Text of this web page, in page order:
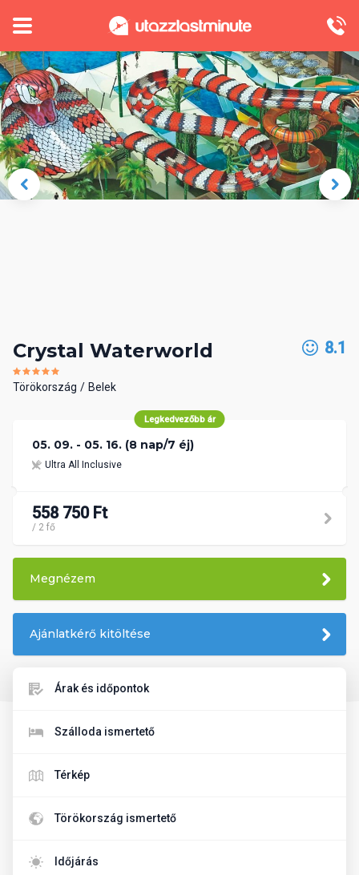
Crystal Waterworld
Törökország Belek
8.1
Legkedvezőbb ár
05. 09. - 05. 16. (8 nap/7 éj)
Ultra All Inclusive
558 750 Ft
/ 2 fő
Megnézem
Ajánlatkérő kitöltése
Árak és időpontok
Szálloda ismertető
Térkép
Törökország ismertető
Időjárás